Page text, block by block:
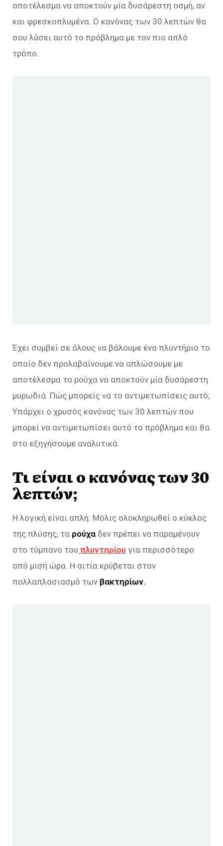
αποτέλεσμα να αποκτούν μία δυσάρεστη οσμή, αν
και φρεσκοπλυμένα. Ο κανόνας των 30 λεπτών θα
σου λύσει αυτό το πρόβλημα με τον πιο απλό
τρόπο.
Έχει συμβεί σε όλους να βάλουμε ένα πλυντήριο το
οποίο δεν προλαβαίνουμε να απλώσουμε με
αποτέλεσμα τα ρούχα να αποκτούν μία δυσάρεστη
μυρωδιά. Πώς μπορείς να το αντιμετωπίσεις αυτό;
Υπάρχει ο χρυσός κανόνας των 30 λεπτών που
μπορεί να αντιμετωπίσει αυτό το πρόβλημα και θα
στο εξηγήσουμε αναλυτικά.
Τι είναι ο κανόνας των 30
λεπτών;
Η λογική είναι απλή: Μόλις ολοκληρωθεί ο κύκλος
της πλύσης, τα ρούχα δεν πρέπει να παραμένουν
στο τύμπανο του πλυντηρίου για περισσότερο
από μισή ώρα. Η αιτία κρύβεται στον
πολλαπλασιασμό των βακτηρίων.